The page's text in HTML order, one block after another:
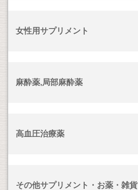
女性用サプリメント
麻酔薬,局部麻酔薬
高血圧治療薬
その他サプリメント・お薬・雑貨